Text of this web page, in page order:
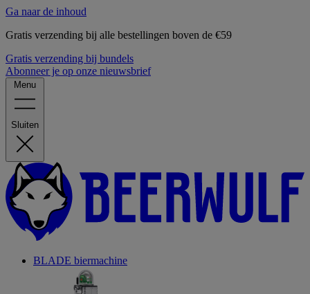
Ga naar de inhoud
Gratis verzending bij alle bestellingen boven de €59
Gratis verzending bij bundels
Abonneer je op onze nieuwsbrief
Menu
Sluiten
BLADE biermachine